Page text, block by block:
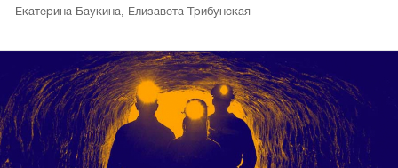
Екатерина Баукина, Елизавета Трибунская